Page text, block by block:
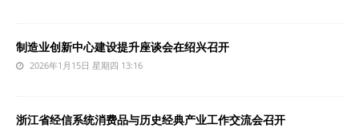
制造业创新中心建设提升座谈会在绍兴召开
2026年1月15日 星期四 13:16
浙江省经信系统消费品与历史经典产业工作交流会召开